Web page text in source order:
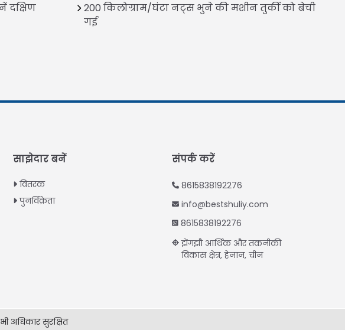
दक्षिण
200 किलोग्राम/घंटा नट्स भुने की मशीन तुर्की को बेची
गई
साझेदार बनें
वितरक
पुनर्विक्रेता
संपर्क करें
8615838192276
info@bestshuliy.com
8615838192276
झेंगझौ आर्थिक और तकनीकी
विकास क्षेत्र, हेनान, चीन
अधिकार सुरक्षित